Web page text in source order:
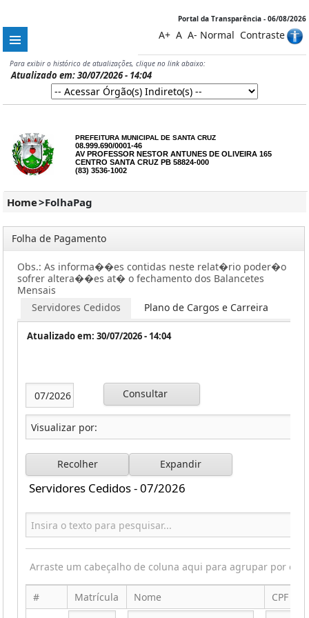
Portal da Transparência - 06/08/2026
A+ A A- Normal Contraste
Para exibir o histórico de atualizações, clique no link abaixo:
Atualizado em: 30/07/2026 - 14:04
PREFEITURA MUNICIPAL DE SANTA CRUZ
08.999.690/0001-46
AV PROFESSOR NESTOR ANTUNES DE OLIVEIRA 165
CENTRO SANTA CRUZ PB 58824-000
(83) 3536-1002
Home>FolhaPag
Folha de Pagamento
Obs.: As informa��es contidas neste relat�rio poder�o
sofrer altera��es at� o fechamento dos Balancetes
Mensais
Servidores Cedidos Plano de Cargos e Carreira
Atualizado em: 30/07/2026 - 14:04
Consultar
Recolher Expandir
Servidores Cedidos - 07/2026
Arraste um cabeçalho de coluna aqui para agrupar por
# Matrícula Nome CPF